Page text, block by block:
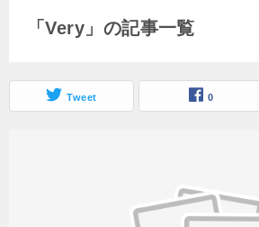
「Very」の記事一覧
Tweet 0